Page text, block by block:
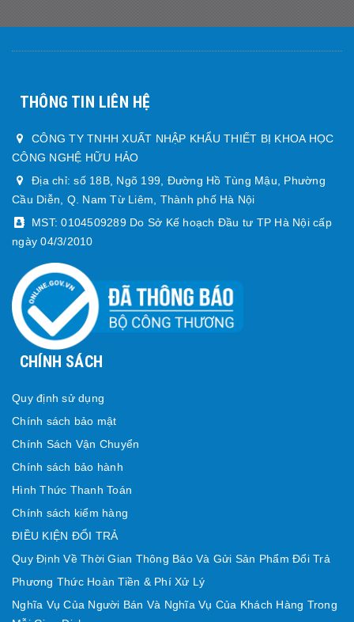
THÔNG TIN LIÊN HỆ
CÔNG TY TNHH XUẤT NHẬP KHẨU THIẾT BỊ KHOA HỌC
CÔNG NGHỆ HỮU HẢO
Địa chỉ: số 18B, Ngõ 199, Đường Hồ Tùng Mậu, Phường
Cầu Diễn, Q. Nam Từ Liêm, Thành phố Hà Nội
MST: 0104509289 Do Sở Kế hoạch Đầu tư TP Hà Nội cấp
ngày 04/3/2010
CHÍNH SÁCH
Quy định sử dụng
Chính sách bảo mật
Chính Sách Vận Chuyển
Chính sách bảo hành
Hình Thức Thanh Toán
Chính sách kiểm hàng
ĐIỀU KIỆN ĐỔI TRẢ
Quy Định Về Thời Gian Thông Báo Và Gửi Sản Phẩm Đổi Trả
Phương Thức Hoàn Tiền & Phí Xử Lý
Nghĩa Vụ Của Người Bán Và Nghĩa Vụ Của Khách Hàng Trong